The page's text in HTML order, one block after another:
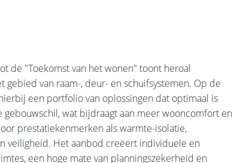
de "Toekomst van het wonen" toont heroal
gebied van raam-, deur- en schuifsystemen. Op de
een portfolio van oplossingen dat optimaal is
gebouwschil, wat bijdraagt aan meer wooncomfort en
prestatiekenmerken als warmte-isolatie,
veiligheid. Het aanbod creëert individuele en
een hoge mate van planningszekerheid en